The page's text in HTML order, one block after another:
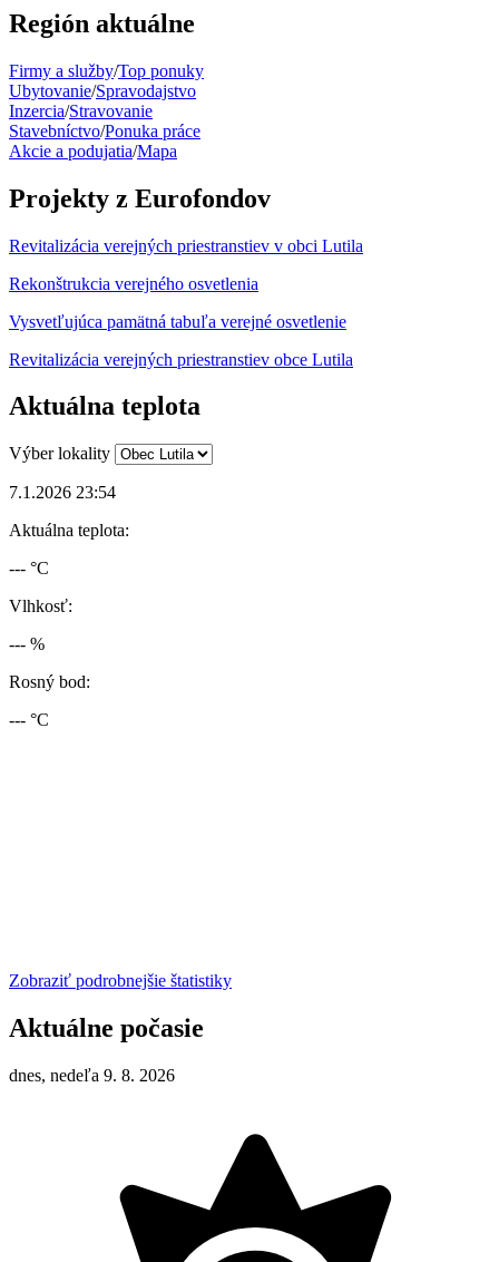
Región aktuálne
Firmy a služby/Top ponuky
Ubytovanie/Spravodajstvo
Inzercia/Stravovanie
Stavebníctvo/Ponuka práce
Akcie a podujatia/Mapa
Projekty z Eurofondov
Revitalizácia verejných priestranstiev v obci Lutila
Rekonštrukcia verejného osvetlenia
Vysvetľujúca pamätná tabuľa verejné osvetlenie
Revitalizácia verejných priestranstiev obce Lutila
Aktuálna teplota
Výber lokality
7.1.2026 23:54
Aktuálna teplota:
--- °C
Vlhkosť:
--- %
Rosný bod:
--- °C
Zobraziť podrobnejšie štatistiky
Aktuálne počasie
dnes, nedeľa 9. 8. 2026